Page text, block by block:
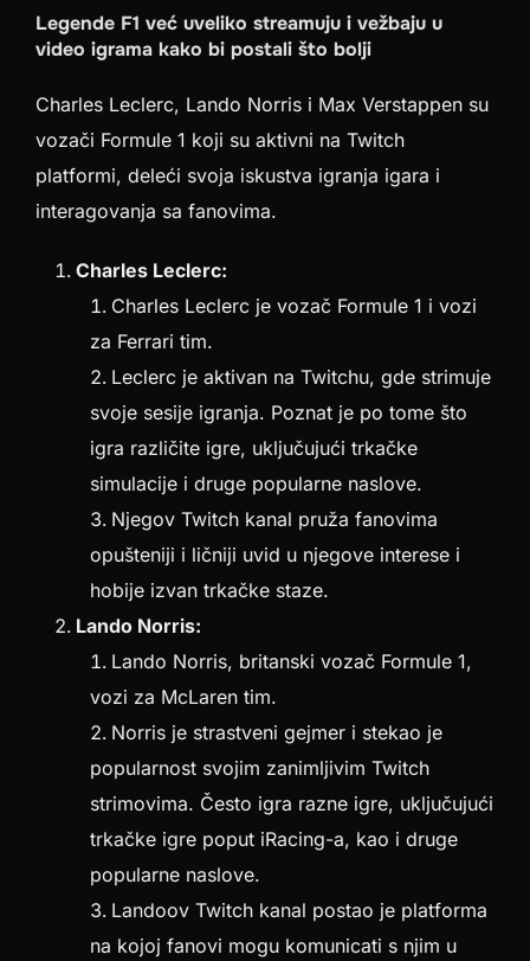
Legende F1 već uveliko streamuju i vežbaju u
video igrama kako bi postali što bolji
Charles Leclerc, Lando Norris i Max Verstappen su
vozači Formule 1 koji su aktivni na Twitch
platformi, deleći svoja iskustva igranja igara i
interagovanja sa fanovima.
Charles Leclerc:
Charles Leclerc je vozač Formule 1 i vozi
za Ferrari tim.
Leclerc je aktivan na Twitchu, gde strimuje
svoje sesije igranja. Poznat je po tome što
igra različite igre, uključujući trkačke
simulacije i druge popularne naslove.
Njegov Twitch kanal pruža fanovima
opušteniji i ličniji uvid u njegove interese i
hobije izvan trkačke staze.
Lando Norris:
Lando Norris, britanski vozač Formule 1,
vozi za McLaren tim.
Norris je strastveni gejmer i stekao je
popularnost svojim zanimljivim Twitch
strimovima. Često igra razne igre, uključujući
trkačke igre poput iRacing-a, kao i druge
popularne naslove.
Landoov Twitch kanal postao je platforma
na kojoj fanovi mogu komunicati s njim u